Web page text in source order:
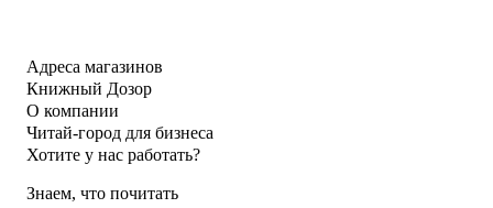
Адреса магазинов
Книжный Дозор
О компании
Читай-город для бизнеса
Хотите у нас работать?
Знаем, что почитать